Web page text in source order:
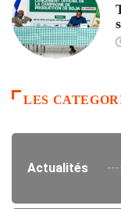
LES
Actualités